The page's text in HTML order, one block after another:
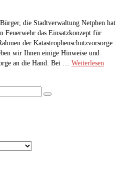
die Stadtverwaltung Netphen hat
Feuerwehr das Einsatzkonzept für
der Katastrophenschutzvorsorge
wir Ihnen einige Hinweise und
an die Hand. Bei … Weiterlesen